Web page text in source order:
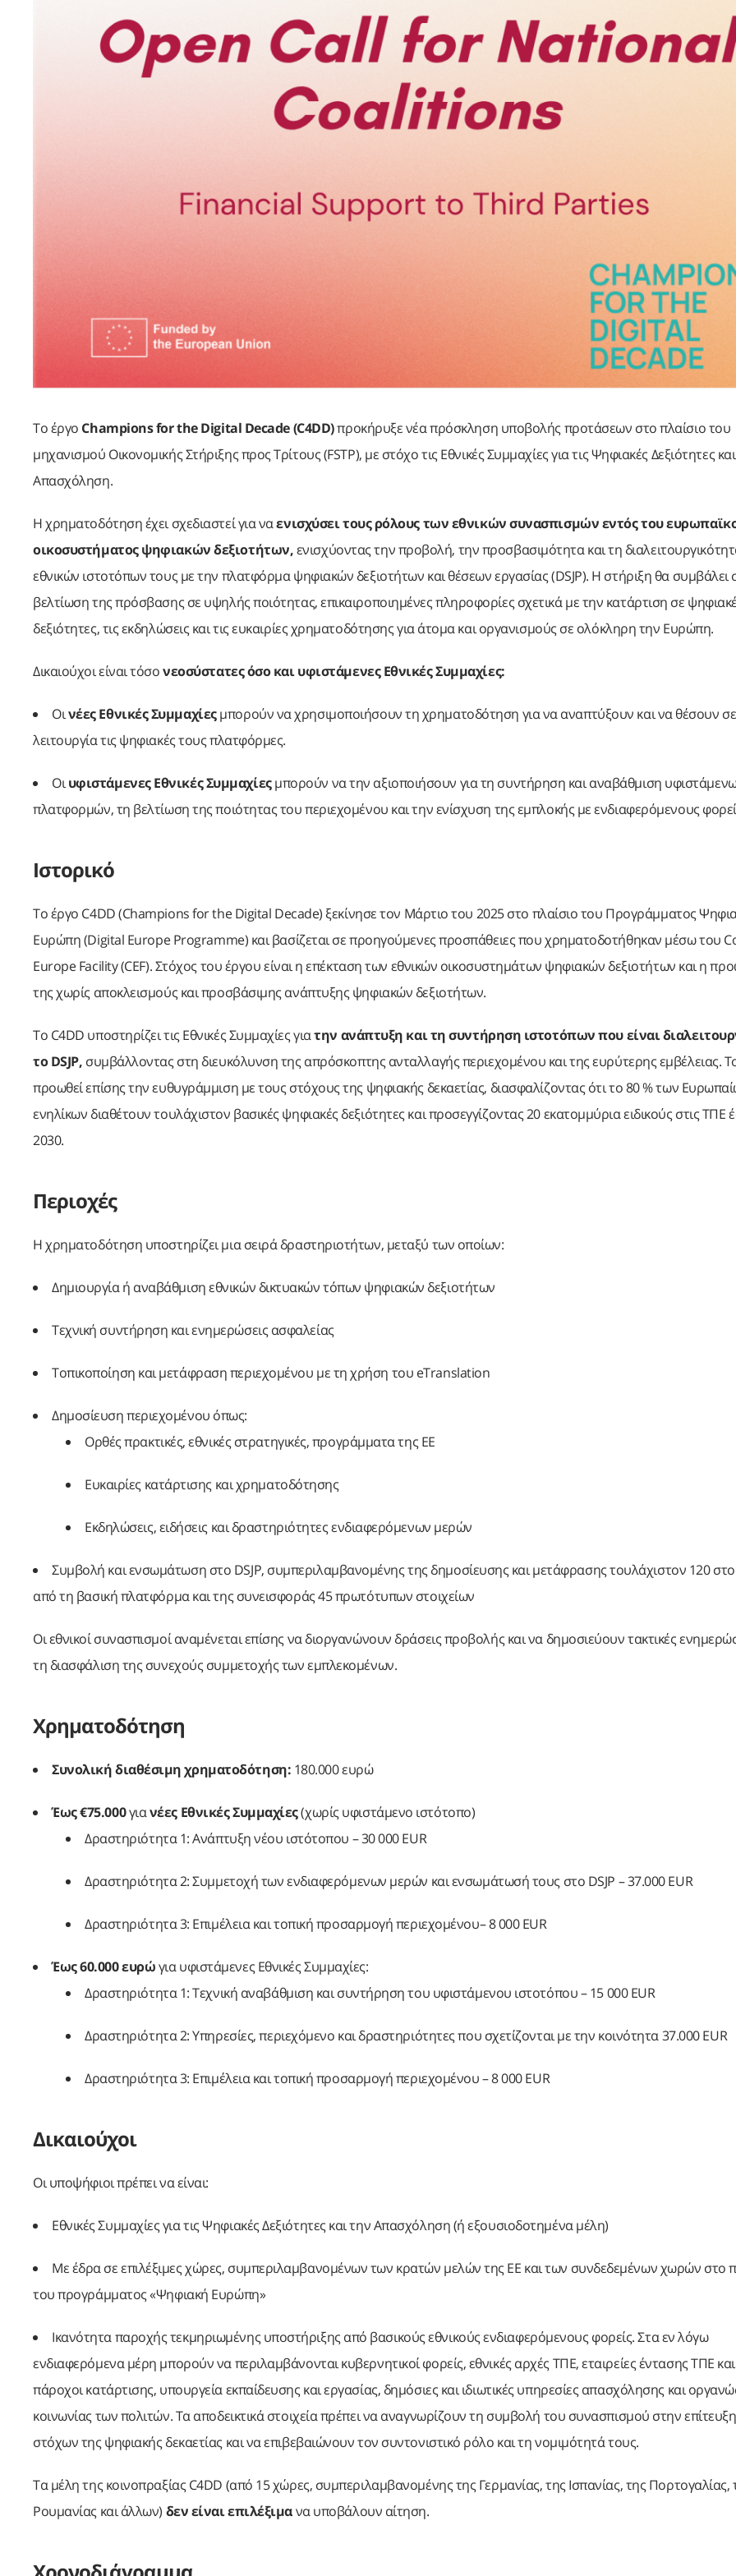
Το έργο Champions for the Digital Decade (C4DD)προκήρυξε νέα πρόσκληση υποβολής προτάσεων στο πλαίσιο του
μηχανισμού Οικονομικής Στήριξης προς Τρίτους (FSTP), με στόχο τις Εθνικές Συμμαχίες για τις Ψηφιακές Δεξιότητες
Απασχόληση.
Η χρηματοδότηση έχει σχεδιαστεί για ναενισχύσει τους ρόλους των εθνικών συνασπισμών εντός του
οικοσυστήματος ψηφιακών δεξιοτήτων,ενισχύοντας την προβολή, την προσβασιμότητα και τη
εθνικών ιστοτόπων τους με την πλατφόρμα ψηφιακών δεξιοτήτων και θέσεων εργασίας (DSJP). Η στήριξη θα συμβάλει
βελτίωση της πρόσβασης σε υψηλής ποιότητας, επικαιροποιημένες πληροφορίες σχετικά με την κατάρτιση σε
δεξιότητες, τις εκδηλώσεις και τις ευκαιρίες χρηματοδότησης για άτομα και οργανισμούς σε ολόκληρη την Ευρώπη.
Δικαιούχοι είναι τόσονεοσύστατες όσο και υφιστάμενες Εθνικές Συμμαχίες:
Οινέες Εθνικές Συμμαχίεςμπορούν να χρησιμοποιήσουν τη χρηματοδότηση για να αναπτύξουν και να θέσουν σε
λειτουργία τις ψηφιακές τους πλατφόρμες.
Οιυφιστάμενες Εθνικές Συμμαχίεςμπορούν να την αξιοποιήσουν για τη συντήρηση και αναβάθμιση
πλατφορμών, τη βελτίωση της ποιότητας του περιεχομένου και την ενίσχυση της εμπλοκής με ενδιαφερόμενους
Ιστορικό
Το έργο C4DD (Champions for the Digital Decade) ξεκίνησε τον Μάρτιο του 2025 στο πλαίσιο του Προγράμματος
Ευρώπη (Digital Europe Programme) και βασίζεται σε προηγούμενες προσπάθειες που χρηματοδοτήθηκαν μέσω του
Europe Facility (CEF). Στόχος του έργου είναι η επέκταση των εθνικών οικοσυστημάτων ψηφιακών δεξιοτήτων και η
της χωρίς αποκλεισμούς και προσβάσιμης ανάπτυξης ψηφιακών δεξιοτήτων.
Το C4DD υποστηρίζει τις Εθνικές Συμμαχίες γιατην ανάπτυξη και τη συντήρηση ιστοτόπων που είναι
το DSJP, συμβάλλοντας στη διευκόλυνση της απρόσκοπτης ανταλλαγής περιεχομένου και της ευρύτερης εμβέλειας.
προωθεί επίσης την ευθυγράμμιση με τους στόχους της ψηφιακής δεκαετίας, διασφαλίζοντας ότι το 80 % των
ενηλίκων διαθέτουν τουλάχιστον βασικές ψηφιακές δεξιότητες και προσεγγίζοντας 20 εκατομμύρια ειδικούς στις ΤΠΕ
2030.
Περιοχές
Η χρηματοδότηση υποστηρίζει μια σειρά δραστηριοτήτων, μεταξύ των οποίων:
Δημιουργία ή αναβάθμιση εθνικών δικτυακών τόπων ψηφιακών δεξιοτήτων
Τεχνική συντήρηση και ενημερώσεις ασφαλείας
Τοπικοποίηση και μετάφραση περιεχομένου με τη χρήση του eTranslation
Δημοσίευση περιεχομένου όπως:
Ορθές πρακτικές, εθνικές στρατηγικές, προγράμματα της ΕΕ
Ευκαιρίες κατάρτισης και χρηματοδότησης
Εκδηλώσεις, ειδήσεις και δραστηριότητες ενδιαφερόμενων μερών
Συμβολή και ενσωμάτωση στο DSJP, συμπεριλαμβανομένης της δημοσίευσης και μετάφρασης τουλάχιστον 120
από τη βασική πλατφόρμα και της συνεισφοράς 45 πρωτότυπων στοιχείων
Οι εθνικοί συνασπισμοί αναμένεται επίσης να διοργανώνουν δράσεις προβολής και να δημοσιεύουν τακτικές
τη διασφάλιση της συνεχούς συμμετοχής των εμπλεκομένων.
Χρηματοδότηση
Συνολική διαθέσιμη χρηματοδότηση: 180.000 ευρώ
Έως €75.000γιανέες Εθνικές Συμμαχίες(χωρίς υφιστάμενο ιστότοπο)
Δραστηριότητα 1: Ανάπτυξη νέου ιστότοπου – 30 000 EUR
Δραστηριότητα 2: Συμμετοχή των ενδιαφερόμενων μερών και ενσωμάτωσή τους στο DSJP – 37.000 EUR
Δραστηριότητα 3: Επιμέλεια και τοπική προσαρμογή περιεχομένου– 8 000 EUR
Έως 60.000 ευρώγια υφιστάμενες Εθνικές Συμμαχίες:
Δραστηριότητα 1: Τεχνική αναβάθμιση και συντήρηση του υφιστάμενου ιστοτόπου – 15 000 EUR
Δραστηριότητα 2: Υπηρεσίες, περιεχόμενο και δραστηριότητες που σχετίζονται με την κοινότητα 37.000 EUR
Δραστηριότητα 3: Επιμέλεια και τοπική προσαρμογή περιεχομένου – 8 000 EUR
Δικαιούχοι
Οι υποψήφιοι πρέπει να είναι:
Εθνικές Συμμαχίες για τις Ψηφιακές Δεξιότητες και την Απασχόληση (ή εξουσιοδοτημένα μέλη)
Με έδρα σε επιλέξιμες χώρες, συμπεριλαμβανομένων των κρατών μελών της ΕΕ και των συνδεδεμένων χωρών στο
του προγράμματος «Ψηφιακή Ευρώπη»
Ικανότητα παροχής τεκμηριωμένης υποστήριξης από βασικούς εθνικούς ενδιαφερόμενους φορείς. Στα εν λόγω
ενδιαφερόμενα μέρη μπορούν να περιλαμβάνονται κυβερνητικοί φορείς, εθνικές αρχές ΤΠΕ, εταιρείες έντασης ΤΠΕ
πάροχοι κατάρτισης, υπουργεία εκπαίδευσης και εργασίας, δημόσιες και ιδιωτικές υπηρεσίες απασχόλησης και
κοινωνίας των πολιτών. Τα αποδεικτικά στοιχεία πρέπει να αναγνωρίζουν τη συμβολή του συνασπισμού στην
στόχων της ψηφιακής δεκαετίας και να επιβεβαιώνουν τον συντονιστικό ρόλο και τη νομιμότητά τους.
Τα μέλη της κοινοπραξίας C4DD (από 15 χώρες, συμπεριλαμβανομένης της Γερμανίας, της Ισπανίας, της Πορτογαλίας,
Ρουμανίας και άλλων) δεν είναι επιλέξιμανα υποβάλουν αίτηση.